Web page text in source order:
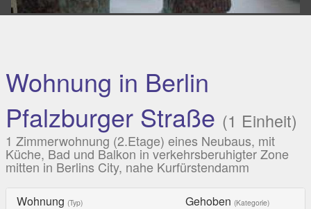
Wohnung in Berlin
Pfalzburger Straße (1 Einheit)
1 Zimmerwohnung (2.Etage) eines Neubaus, mit
Küche, Bad und Balkon in verkehrsberuhigter Zone
mitten in Berlins City, nahe Kurfürstendamm
Wohnung (Typ) Gehoben (Kategorie)